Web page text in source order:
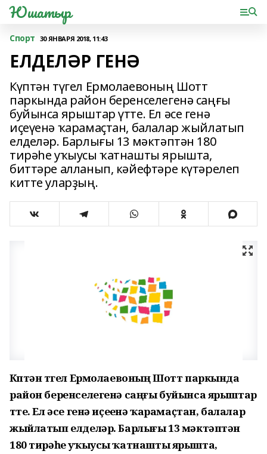
Юшатыр
Спорт 30 ЯНВАРЯ 2018, 11:43
ЕЛДЕЛӘР ГЕНӘ
Күптән түгел Ермолаевоның Шотт
паркында район беренселегенә саңғы
буйынса ярыштар үтте. Ел әсе генә
иҫеүенә ҡарамаҫтан, балалар жыйлатып
елделәр. Барлығы 13 мәктәптән 180
тирәһе уҡыусы ҡатнашты ярышта,
биттәре алланып, кәйефтәре күтәрелеп
китте уларҙың.
Күптән түгел Ермолаевоның Шотт паркында
район беренселегенә саңғы буйынса ярыштар
үтте. Ел әсе генә иҫеүенә ҡарамаҫтан, балалар
жыйлатып елделәр. Барлығы 13 мәктәптән
180 тирәһе уҡыусы ҡатнашты ярышта,